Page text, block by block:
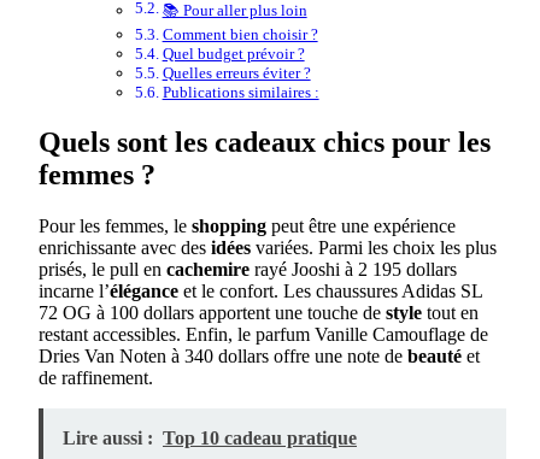
📚 Pour aller plus loin
Comment bien choisir ?
Quel budget prévoir ?
Quelles erreurs éviter ?
Publications similaires :
Quels sont les cadeaux chics pour les
femmes ?
Pour les femmes, le shopping peut être une expérience
enrichissante avec des idées variées. Parmi les choix les plus
prisés, le pull en cachemire rayé Jooshi à 2 195 dollars
incarne l’élégance et le confort. Les chaussures Adidas SL
72 OG à 100 dollars apportent une touche de style tout en
restant accessibles. Enfin, le parfum Vanille Camouflage de
Dries Van Noten à 340 dollars offre une note de beauté et
de raffinement.
Lire aussi : Top 10 cadeau pratique